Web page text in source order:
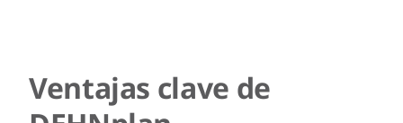
Ventajas clave de